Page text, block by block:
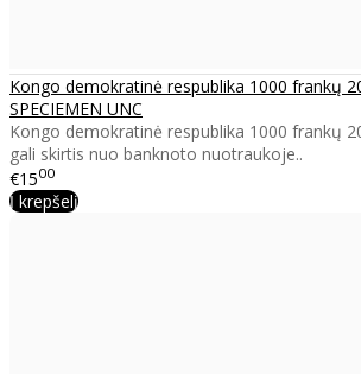
Kongo demokratinė respublika 1000 frankų
SPECIEMEN UNC
Kongo demokratinė respublika 1000 frankų
gali skirtis nuo banknoto nuotraukoje..
€1500
Į krepšelį